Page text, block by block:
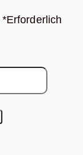
*Erforderlich